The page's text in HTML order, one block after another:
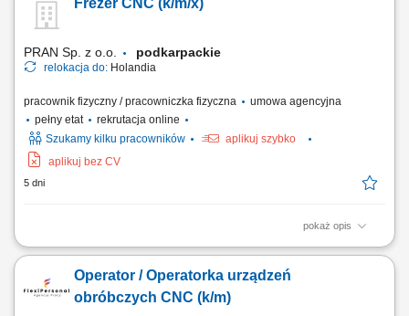
przebiegu programów oraz wprowadzanie ewentualnych modyfikacji;
Samodzielne przygotowanie narzędzi, w tym pomiary na urządzeniach
Frezer CNC (k/m/x)
PRAN Sp. z o.o. podkarpackie
relokacja do: Holandia
pracownik fizyczny / pracowniczka fizyczna
umowa agencyjna
pełny etat
rekrutacja online
Szukamy kilku pracowników
aplikuj szybko
aplikuj bez CV
5 dni
pokaż opis
To będziesz robić: przygotowywać i ustawiać maszyny CNC (Waldrich/
detale; nadzorować pracę zautomatyzowanych maszyn CNC;
kontrolować jakość wykonywanych elementów; dbać o płynność i
Operator / Operatorka urządzeń
obróbczych CNC (k/m)